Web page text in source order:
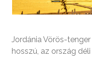
Jordánia Vörös-
hosszú, az ország